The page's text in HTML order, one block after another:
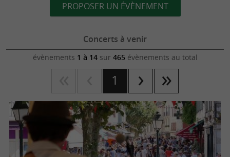
PROPOSER UN ÉVÈNEMENT
Concerts à venir
évènements 1 à 14sur 465 évènements au total
1